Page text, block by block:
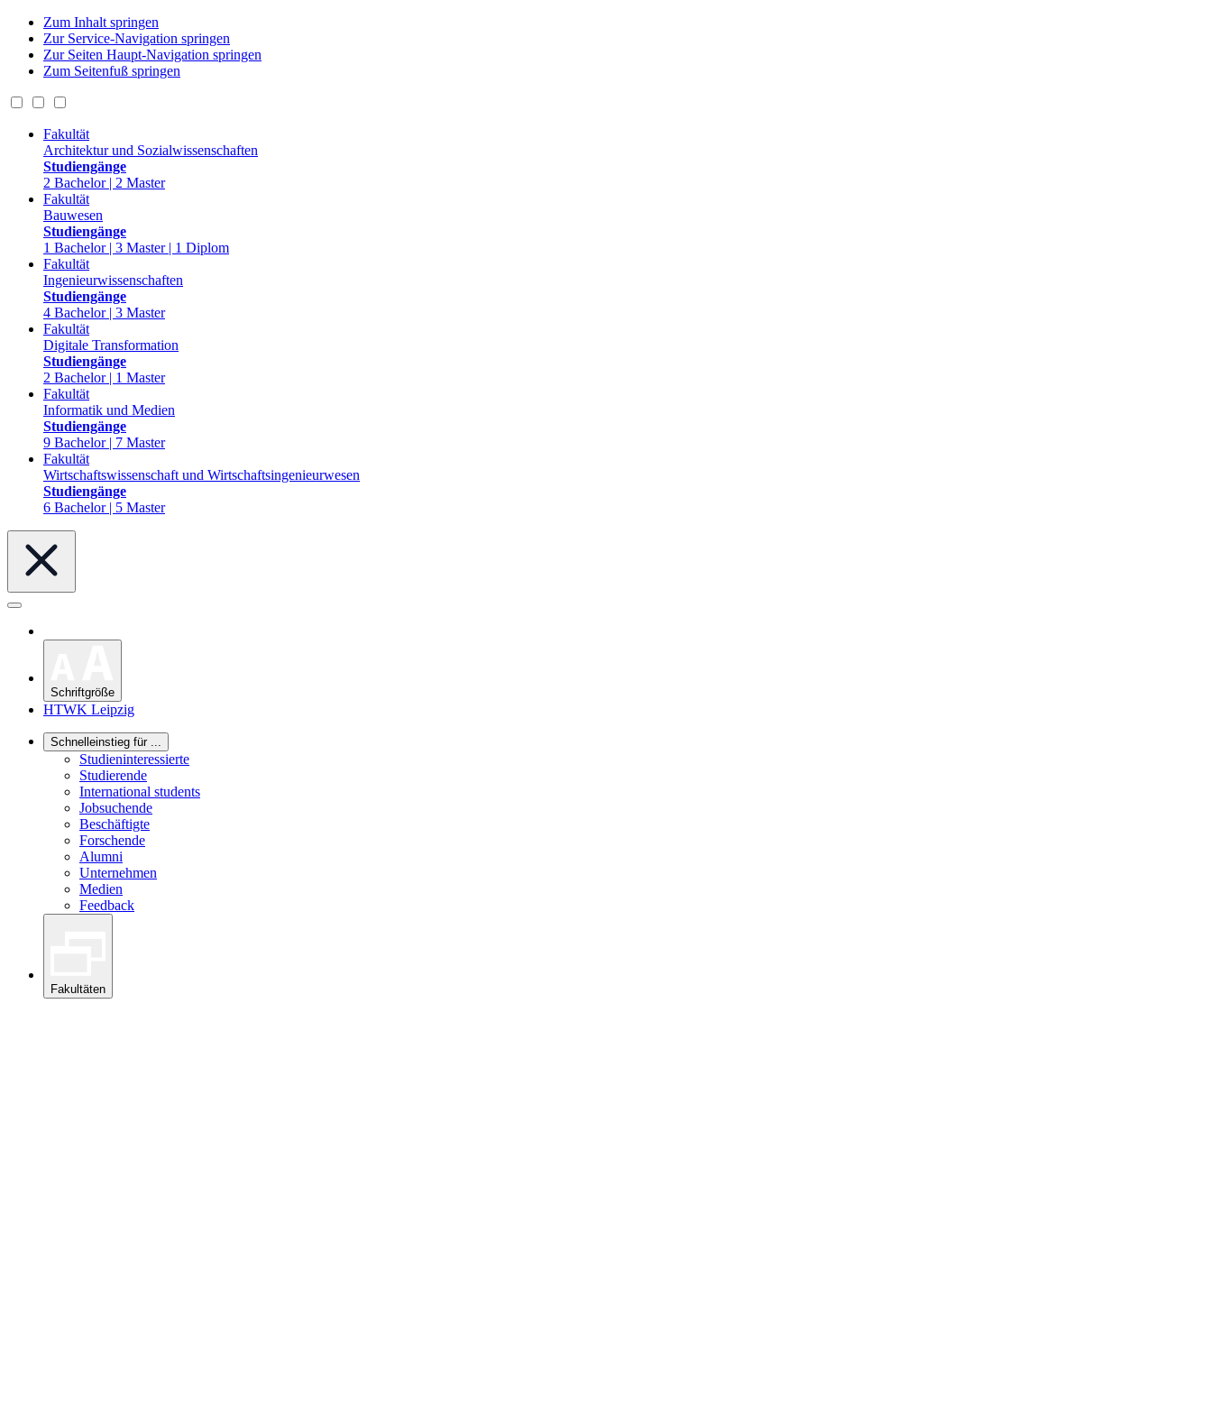
Zum Inhalt springen
Zur Service-Navigation springen
Zur Seiten Haupt-Navigation springen
Zum Seitenfuß springen
Fakultät
Architektur und Sozialwissenschaften
Studiengänge
2 Bachelor | 2 Master
Fakultät
Bauwesen
Studiengänge
1 Bachelor | 3 Master | 1 Diplom
Fakultät
Ingenieurwissenschaften
Studiengänge
4 Bachelor | 3 Master
Fakultät
Digitale Transformation
Studiengänge
2 Bachelor | 1 Master
Fakultät
Informatik und Medien
Studiengänge
9 Bachelor | 7 Master
Fakultät
Wirtschaftswissenschaft und Wirtschaftsingenieurwesen
Studiengänge
6 Bachelor | 5 Master
Schriftgröße
HTWK Leipzig
Schnelleinstieg für ...
Studieninteressierte
Studierende
International students
Jobsuchende
Beschäftigte
Forschende
Alumni
Unternehmen
Medien
Feedback
Fakultäten